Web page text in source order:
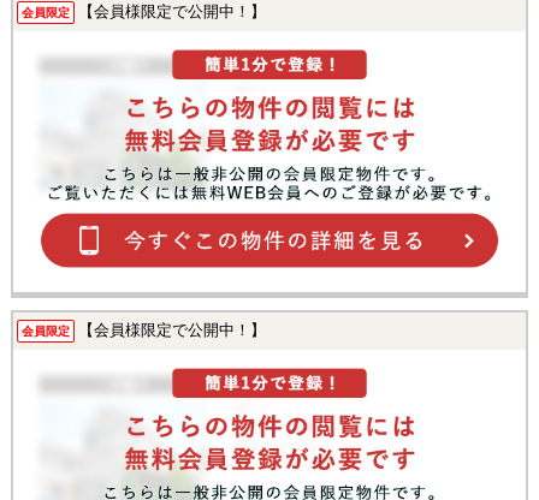
会員限定 【会員様限定で公開中！】
会員限定 【会員様限定で公開中！】